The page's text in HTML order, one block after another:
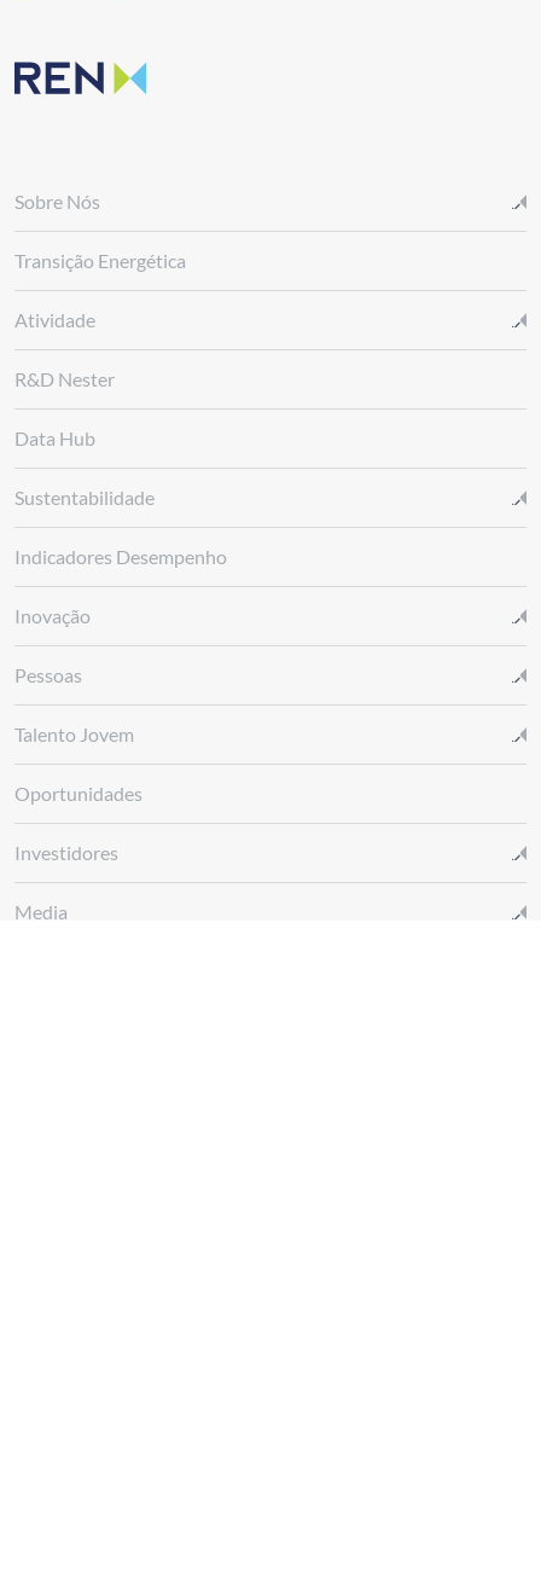
Sobre Nós
Transição Energética
Atividade
R&D Nester
Data Hub
Sustentabilidade
Indicadores Desempenho
Inovação
Pessoas
Talento Jovem
Oportunidades
Investidores
Media